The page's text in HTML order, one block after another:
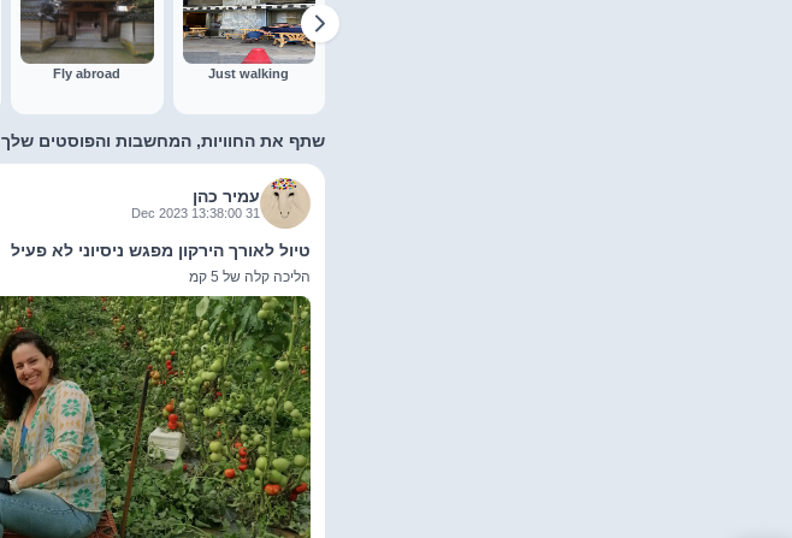
Fly abroad Just walking
שתף את החוויות, המחשבות והפוסטים שלך
עמיר כהן
31 Dec 2023 13:38:00
טיול לאורך הירקון מפגש ניסיוני לא פעיל
הליכה קלה של 5 קמ